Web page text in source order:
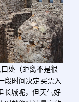
处（距离不是很
段时间决定买票入
长城呢，但天气好